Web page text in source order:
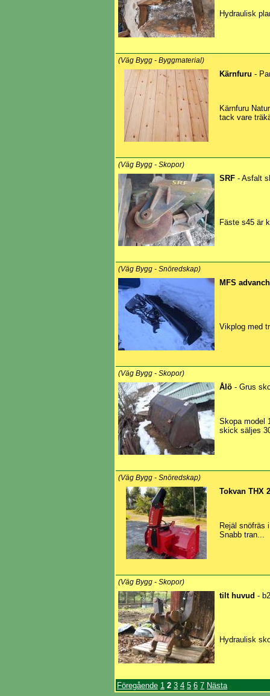
Hydraulisk
(Väg Bygg - Byggmaterial)
Kärnfuru -
Kärnfuru
tack vare
(Väg Bygg - Skopor)
SRF - Asfalt
Fäste s45 är
(Väg Bygg - Snöredskap)
MFS
Vikplog med
(Väg Bygg - Skopor)
Ålö - Grus
Skopa model
skick säljes
(Väg Bygg - Snöredskap)
Tokvan THX
Rejäl snöfräs
Snabb tran...
(Väg Bygg - Skopor)
tilt huvud -
Hydraulisk
Föregående 1 2 3 4 5 6 7 Nästa